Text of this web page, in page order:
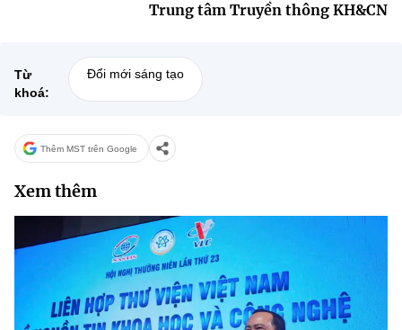
Trung tâm Truyền thông KH&CN
Từ
khoá:
Đổi mới sáng tạo
Thêm MST trên Google
Xem thêm